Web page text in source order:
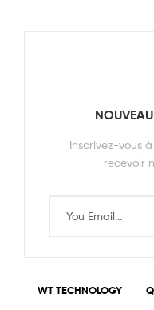
Inscrivez-vous
recevoir
WT TECHNOLOGY